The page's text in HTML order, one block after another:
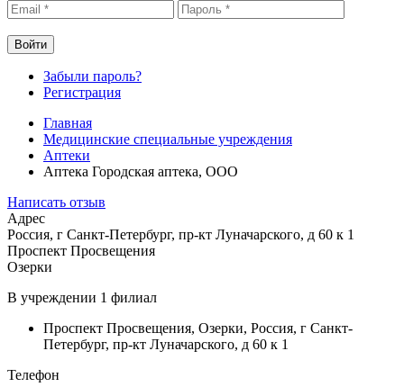
Забыли пароль?
Регистрация
Главная
Медицинские специальные учреждения
Аптеки
Аптека Городская аптека, ООО
Написать отзыв
Адрес
Россия, г Санкт-Петербург, пр-кт Луначарского, д 60 к 1
Проспект Просвещения
Озерки
В учреждении 1 филиал
Проспект Просвещения, Озерки, Россия, г Санкт-
Петербург, пр-кт Луначарского, д 60 к 1
Телефон